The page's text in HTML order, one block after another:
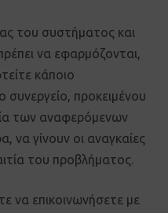
του συστήματος και
να εφαρμόζονται,
κάποιο
συνεργείο, προκειμένου
των αναφερόμενων
να γίνουν οι αναγκαίες
του προβλήματος.
να επικοινωνήσετε με